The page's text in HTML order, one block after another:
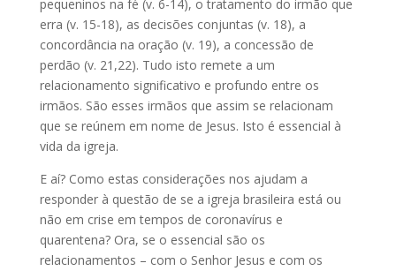
pequeninos na fé (v. 6-14), o tratamento do irmão que
erra (v. 15-18), as decisões conjuntas (v. 18), a
concordância na oração (v. 19), a concessão de
perdão (v. 21,22). Tudo isto remete a um
relacionamento significativo e profundo entre os
irmãos. São esses irmãos que assim se relacionam
que se reúnem em nome de Jesus. Isto é essencial à
vida da igreja.
E aí? Como estas considerações nos ajudam a
responder à questão de se a igreja brasileira está ou
não em crise em tempos de coronavírus e
quarentena? Ora, se o essencial são os
relacionamentos – com o Senhor Jesus e com os